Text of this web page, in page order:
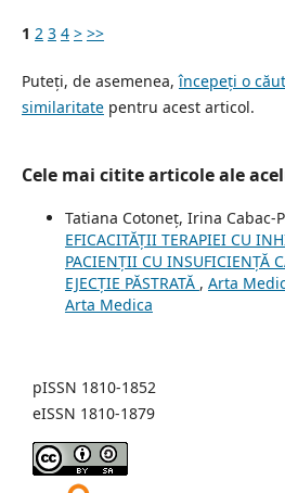
1 2 3 4 > >>
Puteți, de asemenea,începeți o
similaritatepentru acest articol.
Cele mai citite articole ale
Tatiana Cotoneț, Irina Cabac-
EFICACITĂȚII TERAPIEI CU
PACIENȚII CU INSUFICIENȚĂ
EJECȚIE PĂSTRATĂ , Arta
Arta Medica
pISSN 1810-1852
eISSN 1810-1879